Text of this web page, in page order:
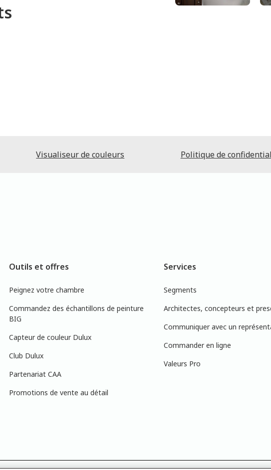
Visualiseur de couleurs Politique de
Outils et offres
Peignez votre chambre
Commandez des échantillons de peinture
BIG
Capteur de couleur Dulux
Club Dulux
Partenariat CAA
Promotions de vente au détail
Services
Segments
Architectes, concepteurs et
Communiquer avec un
Commander en ligne
Valeurs Pro